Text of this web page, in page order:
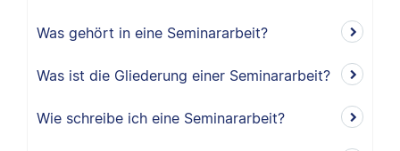
Was gehört in eine Seminararbeit?
Was ist die Gliederung einer Seminararbeit?
Wie schreibe ich eine Seminararbeit?